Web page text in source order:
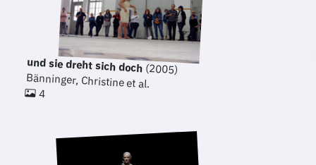
und sie dreht sich doch(2005)
Bänninger, Christine et al.
4